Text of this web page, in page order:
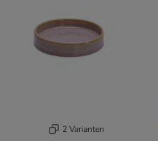
2 Varianten